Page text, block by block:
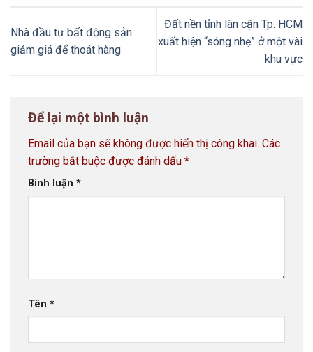
Nhà đầu tư bất động sản
giảm giá để thoát hàng
Đất nền tỉnh lân cận Tp. HCM
xuất hiện “sóng nhẹ” ở một vài
khu vực
Để lại một bình luận
Email của bạn sẽ không được hiển thị công khai. Các
trường bắt buộc được đánh dấu *
Bình luận *
Tên *